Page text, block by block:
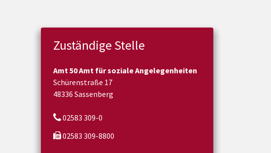
Zuständige Stelle
Amt 50 Amt für soziale Angelegenheiten
Schürenstraße 17
48336 Sassenberg
02583 309-0
02583 309-8800